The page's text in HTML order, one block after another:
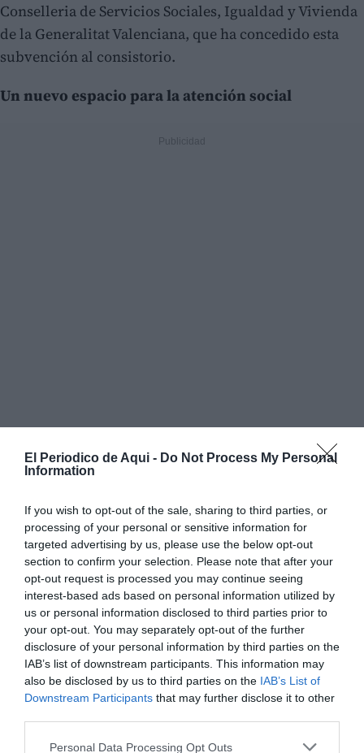
El Periodico de Aqui - Do Not Process My Personal
Information
If you wish to opt-out of the sale, sharing to third parties, or
processing of your personal or sensitive information for
targeted advertising by us, please use the below opt-out
section to confirm your selection. Please note that after your
opt-out request is processed you may continue seeing
interest-based ads based on personal information utilized by
us or personal information disclosed to third parties prior to
your opt-out. You may separately opt-out of the further
disclosure of your personal information by third parties on the
IAB’s list of downstream participants. This information may
also be disclosed by us to third parties on the IAB’s List of
Downstream Participants that may further disclose it to other
Personal Data Processing Opt Outs
Conselleria de Servicios Sociales, Igualdad y Vivienda
de la Generalitat Valenciana, que ha concedido esta
subvención al consistorio.
Un nuevo espacio para la atención social
El proyecto contempla larehabilitación del edificio
existente, situado en la calle Reyes Católicos, así como
construcción de una nueva edificaciónde una sola
planta en la zona opuesta del patio exterior. Este nuevo